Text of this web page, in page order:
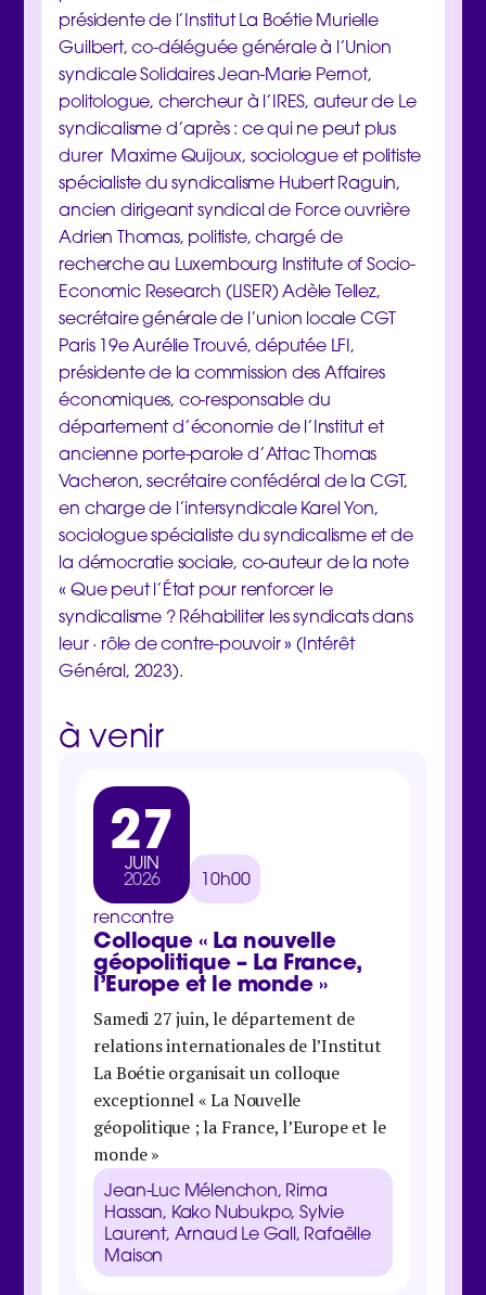
présidente de l’Institut La Boétie Murielle
Guilbert, co-déléguée générale à l’Union
syndicale Solidaires Jean-Marie Pernot,
politologue, chercheur à l’IRES, auteur de Le
syndicalisme d’après : ce qui ne peut plus
durer Maxime Quijoux, sociologue et politiste
spécialiste du syndicalisme Hubert Raguin,
ancien dirigeant syndical de Force ouvrière
Adrien Thomas, politiste, chargé de
recherche au Luxembourg Institute of Socio-
Economic Research (LISER) Adèle Tellez,
secrétaire générale de l’union locale CGT
Paris 19e Aurélie Trouvé, députée LFI,
présidente de la commission des Affaires
économiques, co-responsable du
département d’économie de l’Institut et
ancienne porte-parole d’Attac Thomas
Vacheron, secrétaire confédéral de la CGT,
en charge de l’intersyndicale Karel Yon,
sociologue spécialiste du syndicalisme et de
la démocratie sociale, co-auteur de la note
« Que peut l’État pour renforcer le
syndicalisme ? Réhabiliter les syndicats dans
leur · rôle de contre-pouvoir » (Intérêt
Général, 2023).
à venir
27
JUIN
2026
10h00
rencontre
Colloque « La nouvelle
géopolitique – La France,
l’Europe et le monde »
Samedi 27 juin, le département de
relations internationales de l’Institut
La Boétie organisait un colloque
exceptionnel « La Nouvelle
géopolitique ; la France, l’Europe et le
monde »
Jean-Luc Mélenchon, Rima
Hassan, Kako Nubukpo, Sylvie
Laurent, Arnaud Le Gall, Rafaëlle
Maison